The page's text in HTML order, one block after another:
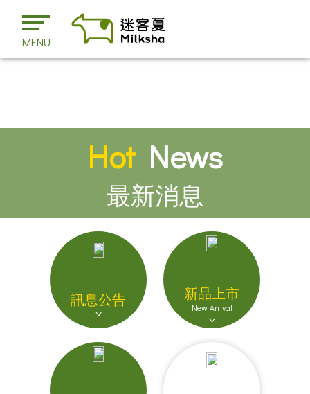
MENU
HotNews
最新消息
訊息公告 新品上市
New Arrival